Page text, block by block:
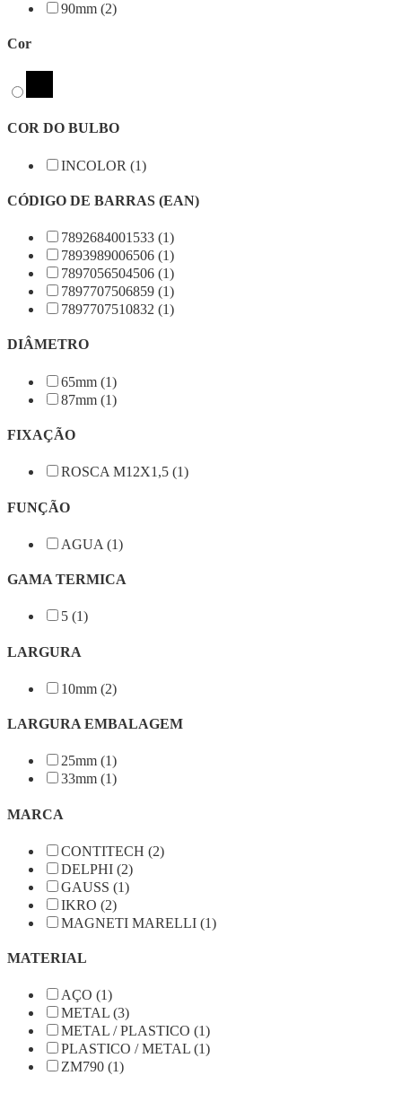
90mm (2)
Cor
COR DO BULBO
INCOLOR (1)
CÓDIGO DE BARRAS (EAN)
7892684001533 (1)
7893989006506 (1)
7897056504506 (1)
7897707506859 (1)
7897707510832 (1)
DIÂMETRO
65mm (1)
87mm (1)
FIXAÇÃO
ROSCA M12X1,5 (1)
FUNÇÃO
AGUA (1)
GAMA TERMICA
5 (1)
LARGURA
10mm (2)
LARGURA EMBALAGEM
25mm (1)
33mm (1)
MARCA
CONTITECH (2)
DELPHI (2)
GAUSS (1)
IKRO (2)
MAGNETI MARELLI (1)
MATERIAL
AÇO (1)
METAL (3)
METAL / PLASTICO (1)
PLASTICO / METAL (1)
ZM790 (1)